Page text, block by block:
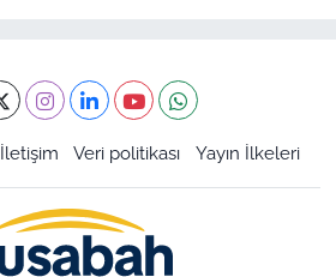
İletişim Veri politikası Yayın İlkeleri